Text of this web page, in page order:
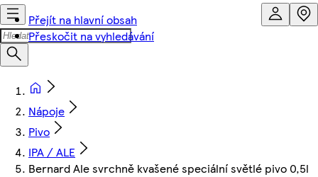
Přejít na hlavní obsah
Přeskočit na vyhledávání
Nápoje
Pivo
IPA / ALE
Bernard Ale svrchně kvašené speciální světlé pivo 0,5l